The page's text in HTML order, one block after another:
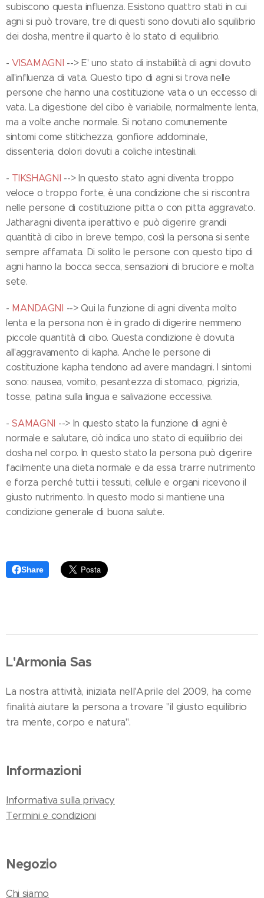
subiscono questa influenza. Esistono quattro stati in cui
agni si può trovare, tre di questi sono dovuti allo squilibrio
dei dosha, mentre il quarto è lo stato di equilibrio.
-VISAMAGNI --> E' uno stato di instabilità di agni dovuto
all'influenza di vata. Questo tipo di agni si trova nelle
persone che hanno una costituzione vata o un eccesso di
vata. La digestione del cibo è variabile, normalmente lenta,
ma a volte anche normale. Si notano comunemente
sintomi come stitichezza, gonfiore addominale,
dissenteria, dolori dovuti a coliche intestinali.
- TIKSHAGNI --> In questo stato agni diventa troppo
veloce o troppo forte, è una condizione che si riscontra
nelle persone di costituzione pitta o con pitta aggravato.
Jatharagni diventa iperattivo e può digerire grandi
quantità di cibo in breve tempo, così la persona si sente
sempre affamata. Di solito le persone con questo tipo di
agni hanno la bocca secca, sensazioni di bruciore e molta
sete.
- MANDAGNI --> Qui la funzione di agni diventa molto
lenta e la persona non è in grado di digerire nemmeno
piccole quantità di cibo. Questa condizione è dovuta
all'aggravamento di kapha. Anche le persone di
costituzione kapha tendono ad avere mandagni. I sintomi
sono: nausea, vomito, pesantezza di stomaco, pigrizia,
tosse, patina sulla lingua e salivazione eccessiva.
-SAMAGNI --> In questo stato la funzione di agni è
normale e salutare, ciò indica uno stato di equilibrio dei
dosha nel corpo. In questo stato la persona può digerire
facilmente una dieta normale e da essa trarre nutrimento
e forza perché tutti i tessuti, cellule e organi ricevono il
giusto nutrimento. In questo modo si mantiene una
condizione generale di buona salute.
Share
L'Armonia Sas
La nostra attività, iniziata nell'Aprile del 2009, ha come
finalità aiutare la persona a trovare "il giusto equilibrio
tra mente, corpo e natura".
Informazioni
Informativa sulla privacy
Termini e condizioni
Negozio
Chi siamo